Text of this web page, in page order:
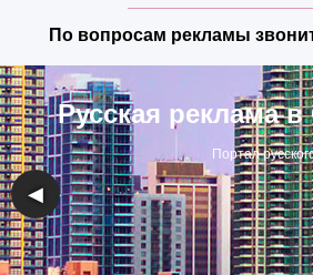
По вопросам рекламы
Русская реклама
Портал
◀